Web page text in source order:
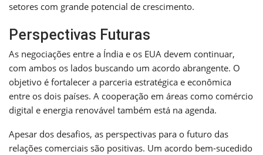
setores com grande potencial de crescimento.
Perspectivas Futuras
As negociações entre a Índia e os EUA devem continuar,
com ambos os lados buscando um acordo abrangente. O
objetivo é fortalecer a parceria estratégica e econômica
entre os dois países. A cooperação em áreas como comércio
digital e energia renovável também está na agenda.
Apesar dos desafios, as perspectivas para o futuro das
relações comerciais são positivas. Um acordo bem-sucedido